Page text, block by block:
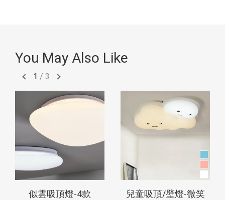
You May Also Like
1 / 3
似雲吸頂燈-4款
兒童吸頂/壁燈-微笑